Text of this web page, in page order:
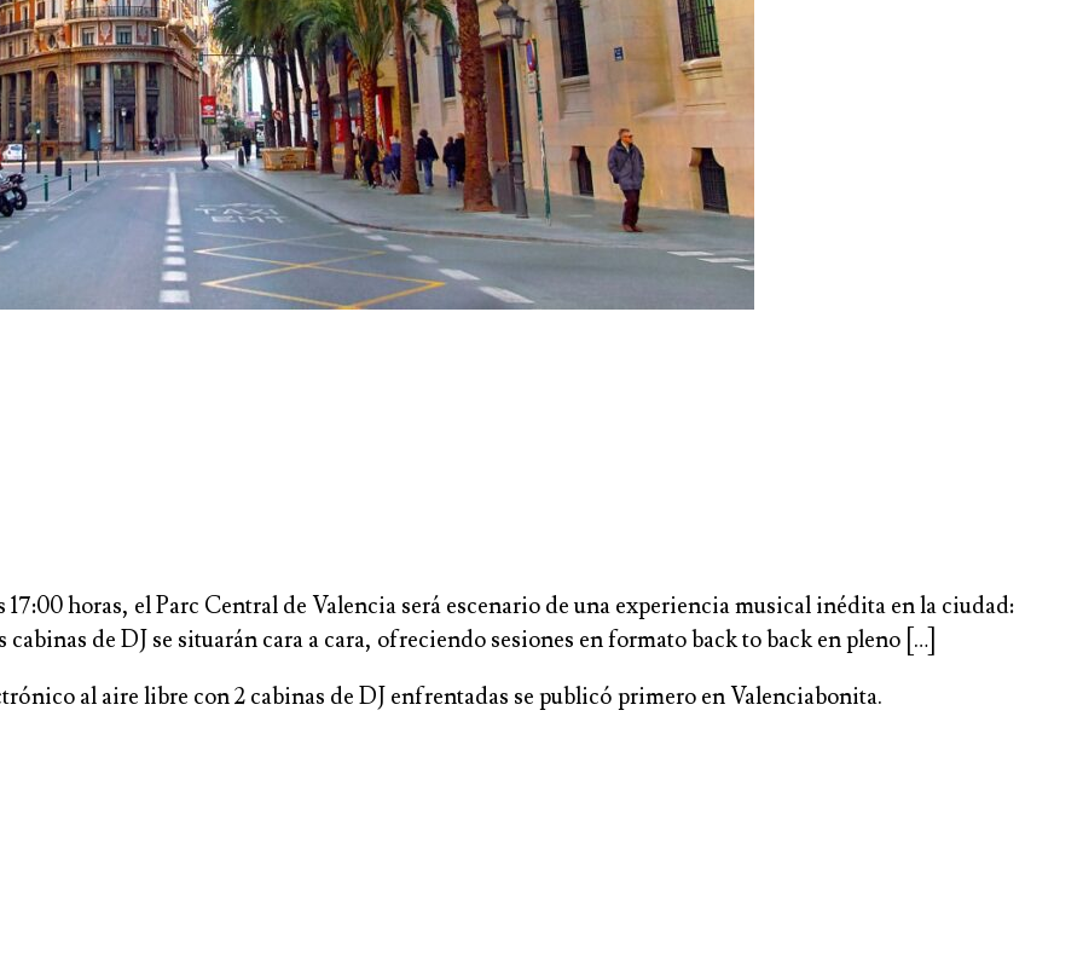
horas, el Parc Central de Valencia será escenario de una experiencia musical inédita en la ciudad:
de DJ se situarán cara a cara, ofreciendo sesiones en formato back to back en pleno […]
al aire libre con 2 cabinas de DJ enfrentadas se publicó primero en Valenciabonita.